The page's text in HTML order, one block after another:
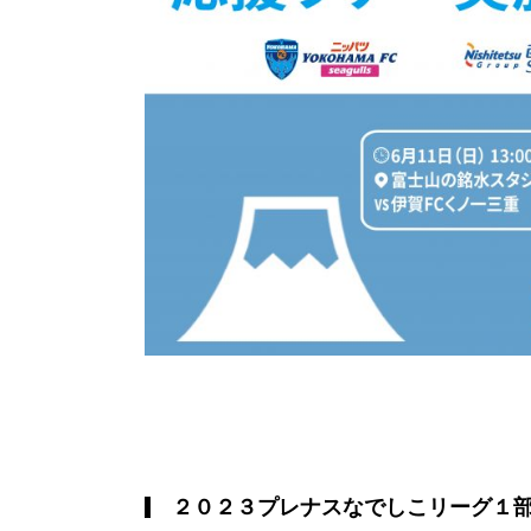
２０２３プレナスなでしこリーグ１